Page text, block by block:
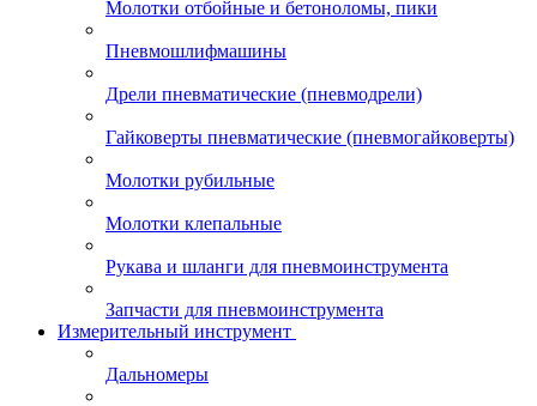
Молотки отбойные и бетоноломы, пики
Пневмошлифмашины
Дрели пневматические (пневмодрели)
Гайковерты пневматические (пневмогайковерты)
Молотки рубильные
Молотки клепальные
Рукава и шланги для пневмоинструмента
Запчасти для пневмоинструмента
Измерительный инструмент
Дальномеры